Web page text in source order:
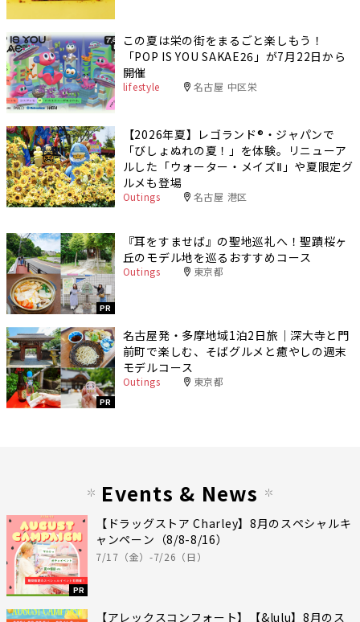
この夏は栄の街をまるごと楽しもう！
「POP IS YOU SAKAE26」が7月22日から
開催
lifestyle 名古屋 中区栄
【2026年夏】レゴランド®・ジャパンで
「びしょぬれの夏！」を体験。リニューア
ルした「ウォーター・メイズⅡ」や夏限定グ
ルメも登場
Outings 名古屋 港区
PR
『耳をすませば』の聖地巡礼へ！聖蹟桜ヶ
丘のモデル地を巡るおすすめコース
Outings 東京都
PR
名古屋発・多摩地域1泊2日旅｜深大寺と門
前町で楽しむ、そばグルメと癒やしの週末
モデルコース
Outings 東京都
Events & News
PR
【ドラッグストア Charley】8月のスペシャルキ
ャンペーン（8/8-8/16）
7/17（金）-7/26（日）
【アレックスコンフォート】【&lulu】8月のス